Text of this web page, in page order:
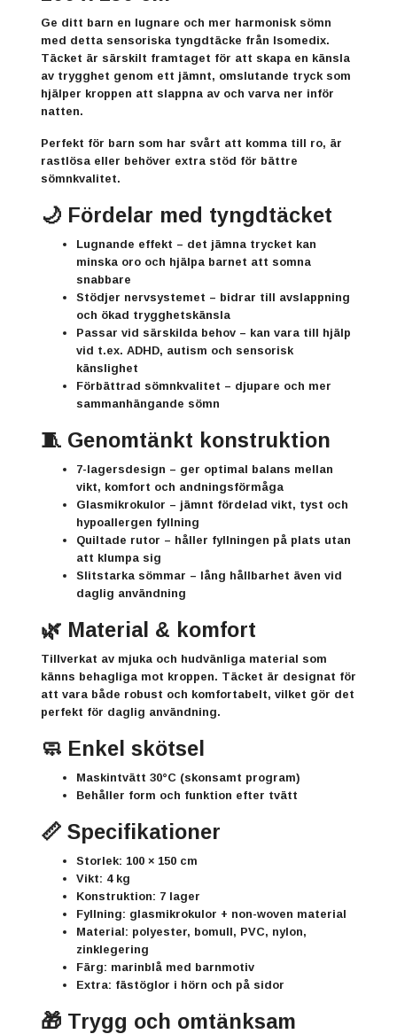
Ge ditt barn en lugnare och mer harmonisk sömn
med detta sensoriska tyngdtäcke från Isomedix.
Täcket är särskilt framtaget för att skapa en känsla
av trygghet genom ett jämnt, omslutande tryck som
hjälper kroppen att slappna av och varva ner inför
natten.
Perfekt för barn som har svårt att komma till ro, är
rastlösa eller behöver extra stöd för bättre
sömnkvalitet.
🌙 Fördelar med tyngdtäcket
Lugnande effekt – det jämna trycket kan
minska oro och hjälpa barnet att somna
snabbare
Stödjer nervsystemet – bidrar till avslappning
och ökad trygghetskänsla
Passar vid särskilda behov – kan vara till hjälp
vid t.ex. ADHD, autism och sensorisk
känslighet
Förbättrad sömnkvalitet – djupare och mer
sammanhängande sömn
🧵 Genomtänkt konstruktion
7-lagersdesign – ger optimal balans mellan
vikt, komfort och andningsförmåga
Glasmikrokulor – jämnt fördelad vikt, tyst och
hypoallergen fyllning
Quiltade rutor – håller fyllningen på plats utan
att klumpa sig
Slitstarka sömmar – lång hållbarhet även vid
daglig användning
🌿 Material & komfort
Tillverkat av mjuka och hudvänliga material som
känns behagliga mot kroppen. Täcket är designat för
att vara både robust och komfortabelt, vilket gör det
perfekt för daglig användning.
🧼 Enkel skötsel
Maskintvätt 30°C (skonsamt program)
Behåller form och funktion efter tvätt
📏 Specifikationer
Storlek: 100 × 150 cm
Vikt: 4 kg
Konstruktion: 7 lager
Fyllning: glasmikrokulor + non-woven material
Material: polyester, bomull, PVC, nylon,
zinklegering
Färg: marinblå med barnmotiv
Extra: fästöglor i hörn och på sidor
🎁 Trygg och omtänksam